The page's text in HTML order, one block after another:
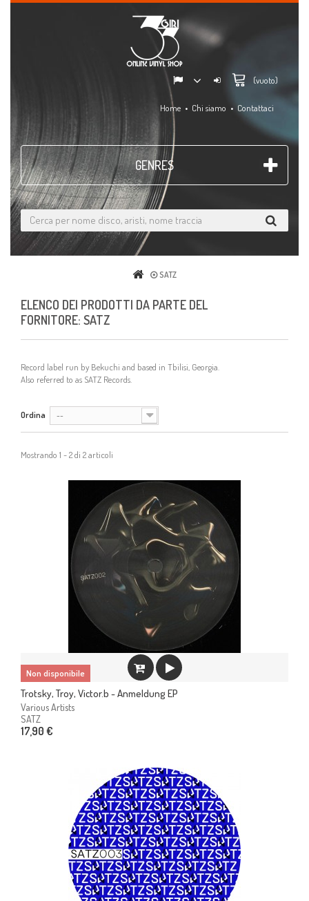
(vuoto)
Home Chi siamo Contattaci
GENRES
SATZ
ELENCO DEI PRODOTTI DA PARTE DEL
FORNITORE: SATZ
Record label run by Bekuchi and based in Tbilisi, Georgia.
Also referred to as SATZ Records.
Ordina --
Mostrando 1 - 2 di 2 articoli
Non disponibile
Trotsky, Troy, Victor.b - Anmeldung EP
Various Artists
SATZ
17,90 €